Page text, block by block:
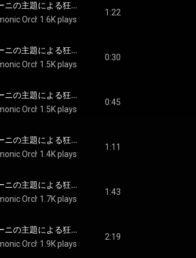
Rachmaninoff: ラフマニノフ：パガニーニの主題による狂詩曲 作品43: 第12変奏: Tempo di minuetto - Rachmaninoff: Rhapsody on a Theme of Paganini, Op. 43: Var. 12. Tempo di minuetto
Orchestra, Vasily Petrenko
1.6K plays
1:22
Rachmaninoff: ラフマニノフ：パガニーニの主題による狂詩曲 作品43: 第13変奏: Allegro - Rachmaninoff: Rhapsody on a Theme of Paganini, Op. 43: Var. 13. Allegro
Orchestra, Vasily Petrenko
1.5K plays
0:30
Rachmaninoff: ラフマニノフ：パガニーニの主題による狂詩曲 作品43: 第14変奏: L'istesso tempo - Rachmaninoff: Rhapsody on a Theme of Paganini, Op. 43: Var. 14. L'istesso tempo
Orchestra, Vasily Petrenko
1.5K plays
0:45
Rachmaninoff: ラフマニノフ：パガニーニの主題による狂詩曲 作品43: 第15変奏: Piu vivo scherzando - Rachmaninoff: Rhapsody on a Theme of Paganini, Op. 43: Var. 15. Più vivo scherzando
Orchestra, Vasily Petrenko
1.4K plays
1:11
Rachmaninoff: ラフマニノフ：パガニーニの主題による狂詩曲 作品43: 第16変奏: Allegretto - Rachmaninoff: Rhapsody on a Theme of Paganini, Op. 43: Var. 16. Allegretto
Orchestra, Vasily Petrenko
1.7K plays
1:43
Rachmaninoff: ラフマニノフ：パガニーニの主題による狂詩曲 作品43: 第17変奏: Allegretto - Rachmaninoff: Rhapsody on a Theme of Paganini, Op. 43: Var. 17. [Allegretto]
Orchestra, Vasily Petrenko
1.9K plays
2:19